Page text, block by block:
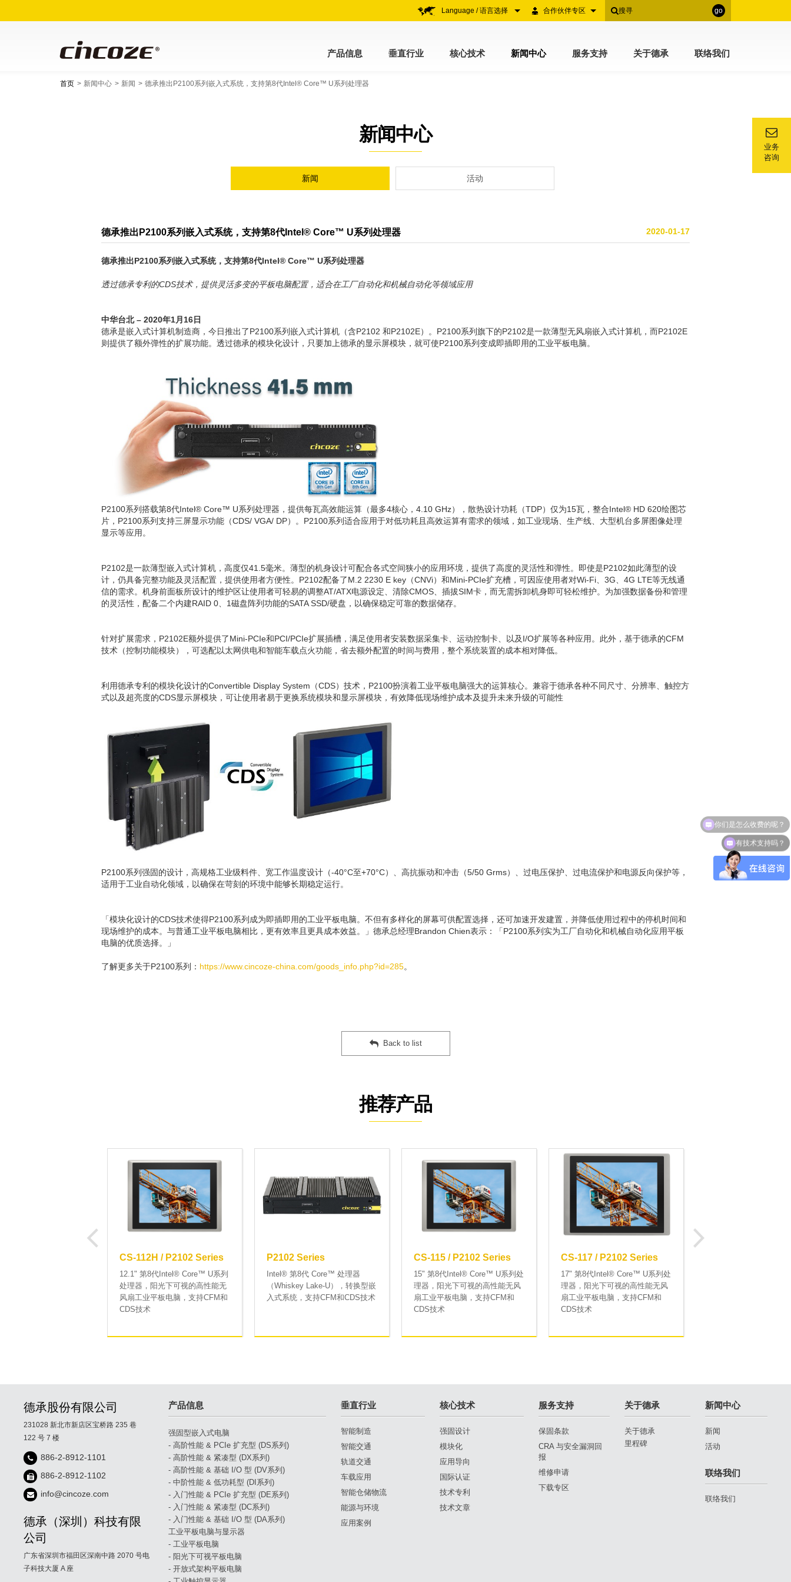
go
合作伙伴专区
Language / 语言选择
产品信息 垂直行业 核心技术 新闻中心 服务支持 关于德承 联络我们
业务
咨询
首页 新闻中心 新闻 德承推出P2100系列嵌入式系统，支持第8代Intel® Core™ U系列处理器
新闻中心
新闻 活动
2020-01-17
德承推出P2100系列嵌入式系统，支持第8代Intel® Core™ U系列处理器
德承推出P2100系列嵌入式系统，支持第8代Intel® Core™ U系列处理器
透过德承专利的CDS技术，提供灵活多变的平板电脑配置，适合在工厂自动化和机械自动化等领域应用
中华台北 – 2020年1月 16日
德承是嵌入式计算机制造商，今日推出了P2100系列嵌入式计算机（含P2102 和P2102E）。P2100系列旗下的P2102是一款薄型无风扇嵌入式计算机，而P2102E
则提供了额外弹性的扩展功能。透过德承的模块化设计，只要加上德承的显示屏模块，就可使P2100系列变成即插即用的工业平板电脑。
P2100系列搭载第8代Intel® Core™ U系列处理器，提供每瓦高效能运算（最多4核心，4.10 GHz），散热设计功耗（TDP）仅为15瓦，整合Intel® HD 620绘图芯
片，P2100系列支持三屏显示功能（CDS/ VGA/ DP）。P2100系列适合应用于对低功耗且高效运算有需求的领域，如工业现场、生产线、大型机台多屏图像处理
显示等应用。
P2102是一款薄型嵌入式计算机，高度仅41.5毫米。薄型的机身设计可配合各式空间狭小的应用环境，提供了高度的灵活性和弹性。即使是P2102如此薄型的设
计，仍具备完整功能及灵活配置，提供使用者方便性。P2102配备了M.2 2230 E key（CNVi）和Mini-PCIe扩充槽，可因应使用者对Wi-Fi、3G、4G LTE等无线通
信的需求。机身前面板所设计的维护区让使用者可轻易的调整AT/ATX电源设定、清除CMOS、插拔SIM卡，而无需拆卸机身即可轻松维护。为加强数据备份和管理
的灵活性，配备二个内建RAID 0、1磁盘阵列功能的SATA SSD/硬盘，以确保稳定可靠的数据储存。
针对扩展需求，P2102E额外提供了Mini-PCIe和PCI/PCIe扩展插槽，满足使用者安装数据采集卡、运动控制卡、以及I/O扩展等各种应用。此外，基于德承的CFM
技术（控制功能模块），可选配以太网供电和智能车载点火功能，省去额外配置的时间与费用，整个系统装置的成本相对降低。
利用德承专利的模块化设计的Convertible Display System（CDS）技术，P2100扮演着工业平板电脑强大的运算核心。兼容于德承各种不同尺寸、分辨率、触控方
式以及超亮度的CDS显示屏模块，可让使用者易于更换系统模块和显示屏模块，有效降低现场维护成本及提升未来升级的可能性
P2100系列强固的设计，高规格工业级料件、宽工作温度设计（-40°C至+70°C）、高抗振动和冲击（5/50 Grms）、过电压保护、过电流保护和电源反向保护等，
适用于工业自动化领域，以确保在苛刻的环境中能够长期稳定运行。
「模块化设计的CDS技术使得P2100系列成为即插即用的工业平板电脑。不但有多样化的屏幕可供配置选择，还可加速开发建置，并降低使用过程中的停机时间和
现场维护的成本。与普通工业平板电脑相比，更有效率且更具成本效益。」德承总经理Brandon Chien表示：「P2100系列实为工厂自动化和机械自动化应用平板
电脑的优质选择。」
了解更多关于P2100系列： https://www.cincoze-china.com/goods_info.php?id=285。
Back to list
推荐产品
CS-112H / P2102 Series
12.1" 第8代Intel® Core™ U系列
处理器，阳光下可视的高性能无
风扇工业平板电脑，支持CFM和
CDS技术
P2102 Series
Intel® 第8代 Core™ 处理器
（Whiskey Lake-U），转换型嵌
入式系统，支持CFM和CDS技术
CS-115 / P2102 Series
15" 第8代Intel® Core™ U系列处
理器，阳光下可视的高性能无风
扇工业平板电脑，支持CFM和
CDS技术
CS-117 / P2102 Series
17" 第8代Intel® Core™ U系列处
理器，阳光下可视的高性能无风
扇工业平板电脑，支持CFM和
CDS技术
德承股份有限公司
231028 新北市新店区宝桥路 235 巷
122 号 7 楼
886-2-8912-1101
886-2-8912-1102
info@cincoze.com
德承（深圳）科技有限
公司
广东省深圳市福田区深南中路 2070 号电
子科技大厦 A 座
产品信息
强固型嵌入式电脑
- 高阶性能 & PCIe 扩充型 (DS系列)
- 高阶性能 & 紧凑型 (DX系列)
- 高阶性能 & 基础 I/O 型 (DV系列)
- 中阶性能 & 低功耗型 (DI系列)
- 入门性能 & PCIe 扩充型 (DE系列)
- 入门性能 & 紧凑型 (DC系列)
- 入门性能 & 基础 I/O 型 (DA系列)
工业平板电脑与显示器
- 工业平板电脑
- 阳光下可视平板电脑
- 开放式架构平板电脑
垂直行业
智能制造
智能交通
轨道交通
车载应用
智能仓储物流
能源与环境
应用案例
核心技术
强固设计
模块化
应用导向
国际认证
技术专利
技术文章
服务支持
保固条款
CRA 与安全漏洞回
报
维修申请
下载专区
关于德承
关于德承
里程碑
新闻中心
新闻
活动
联络我们
联络我们
你们是怎么收费的呢？
有技术支持吗？